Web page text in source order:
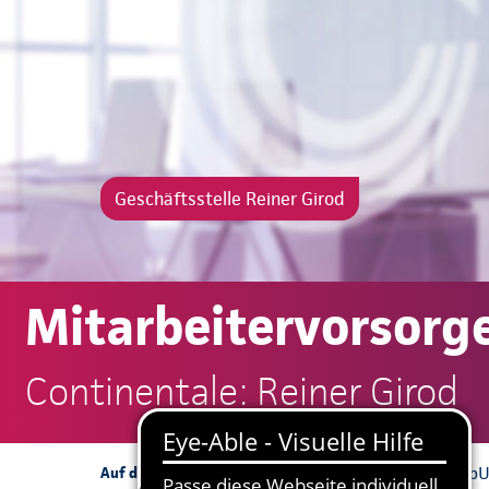
Geschäftsstelle Reiner Girod
Continentale: Reiner Girod
Auf dieser Seite: